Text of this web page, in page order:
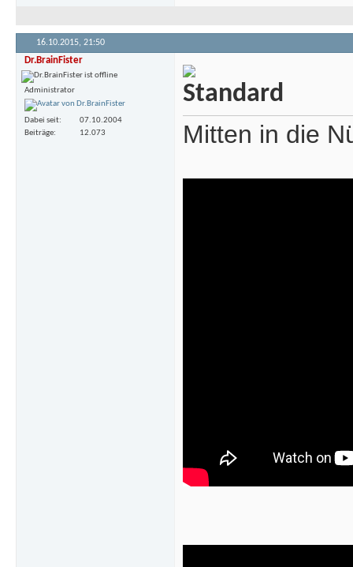
16.10.2015, 21:50
Dr.BrainFister
Administrator
Dabei seit
07.10.2004
Beiträge
12.073 Mitten in die